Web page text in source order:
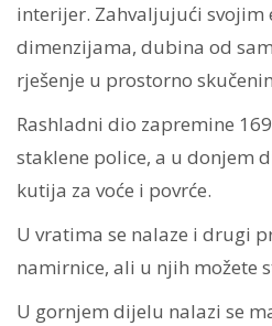
interijer. Zahvaljujući svojim
dimenzijama, dubina od
rješenje u prostorno
Rashladni dio zapremine
staklene police, a u donjem
kutija za voće i povrće.
U vratima se nalaze i drugi
namirnice, ali u njih možete
U gornjem dijelu nalazi se